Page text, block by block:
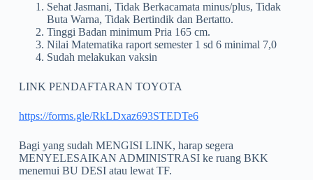
Sehat Jasmani, Tidak Berkacamata minus/plus, Tidak
Buta Warna, Tidak Bertindik dan Bertatto.
Tinggi Badan minimum Pria 165 cm.
Nilai Matematika raport semester 1 sd 6 minimal 7,0
Sudah melakukan vaksin
LINK PENDAFTARAN TOYOTA
https://forms.gle/RkLDxaz693STEDTe6
Bagi yang sudah MENGISI LINK, harap segera
MENYELESAIKAN ADMINISTRASI ke ruang BKK
menemui BU DESI atau lewat TF.